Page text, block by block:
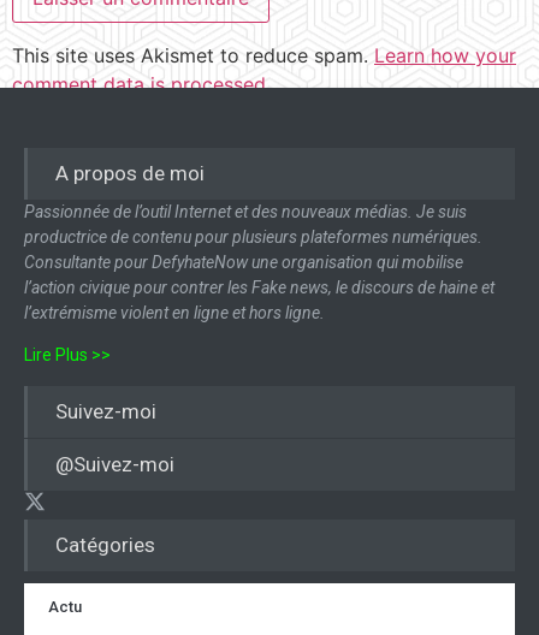
This site uses Akismet to reduce spam. Learn how your
comment data is processed.
Catégories
Actu
A propos de moi
Passionnée de l’outil Internet et des nouveaux médias. Je suis
productrice de contenu pour plusieurs plateformes numériques.
Consultante pour DefyhateNow une organisation qui mobilise
l’action civique pour contrer les Fake news, le discours de haine et
l’extrémisme violent en ligne et hors ligne.
Lire Plus >>
Suivez-moi
@Suivez-moi